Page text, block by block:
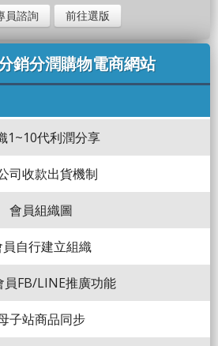
員諮詢 前往選版
銷分潤購物電商網站
1~10代利潤分享
司收款出貨機制
會員組織圖
員自行建立組織
員FB/LINE推廣功能
子站商品同步